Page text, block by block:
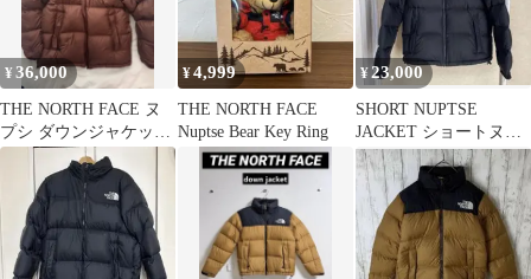
¥36,000
THE NORTH FACE ヌ
プシ ダウンジャケット
ブラウン
¥4,999
THE NORTH FACE
Nuptse Bear Key Ring
¥23,000
SHORT NUPTSE
JACKET ショートヌプ
シジャケット Mサイ
ズ